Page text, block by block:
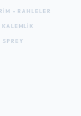
- RAHLELER